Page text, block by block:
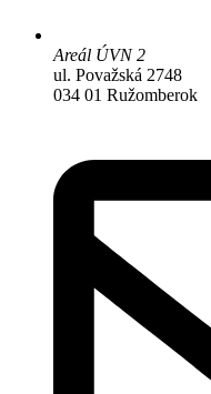
Areál ÚVN 2
ul. Považská 2748
034 01 Ružomberok